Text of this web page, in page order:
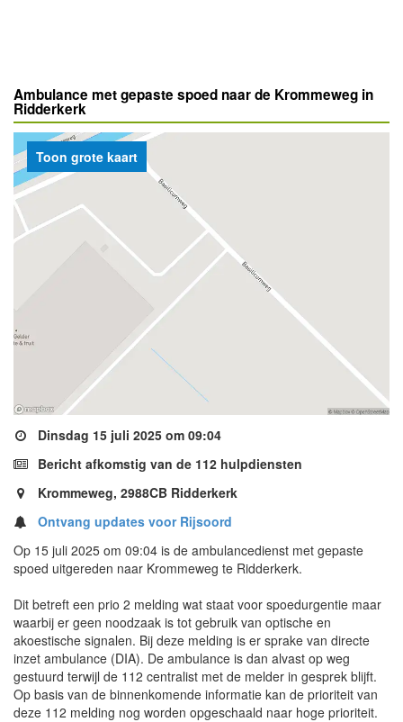
Ambulance met gepaste spoed naar de Krommeweg in
Ridderkerk
Dinsdag 15 juli 2025 om 09:04
Bericht afkomstig van de 112 hulpdiensten
Krommeweg, 2988CB Ridderkerk
Ontvang updates voor Rijsoord
Op 15 juli 2025 om 09:04 is de ambulancedienst met gepaste
spoed uitgereden naar Krommeweg te Ridderkerk.
Dit betreft een prio 2 melding wat staat voor spoedurgentie maar
waarbij er geen noodzaak is tot gebruik van optische en
akoestische signalen. Bij deze melding is er sprake van directe
inzet ambulance (DIA). De ambulance is dan alvast op weg
gestuurd terwijl de 112 centralist met de melder in gesprek blijft.
Op basis van de binnenkomende informatie kan de prioriteit van
deze 112 melding nog worden opgeschaald naar hoge prioriteit.
Toon grote kaart